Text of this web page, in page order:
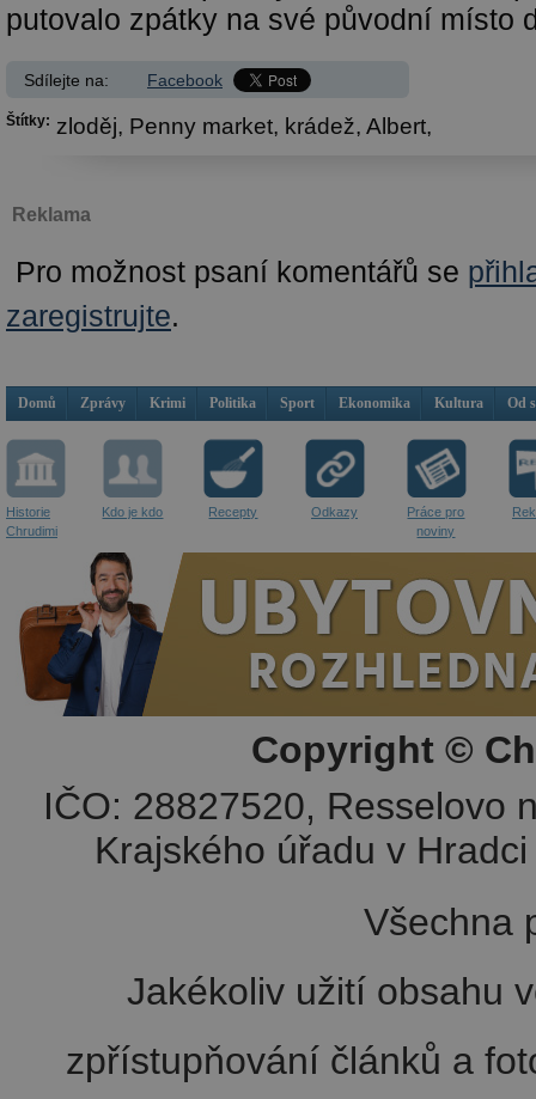
putovalo zpátky na své původní místo
Sdílejte na: Facebook
Štítky: zloděj, Penny market, krádež, Albert,
Reklama
Pro možnost psaní komentářů se
zaregistrujte.
Domů Zprávy Krimi Politika Sport Ekonomika Kultura Od
Historie
Chrudimi
Kdo je kdo Recepty Odkazy
Práce pro
noviny
Copyright ©
IČO: 28827520, Resselovo
Krajského úřadu v
Všechna
Jakékoliv užití obsahu
zpřístupňování článků a